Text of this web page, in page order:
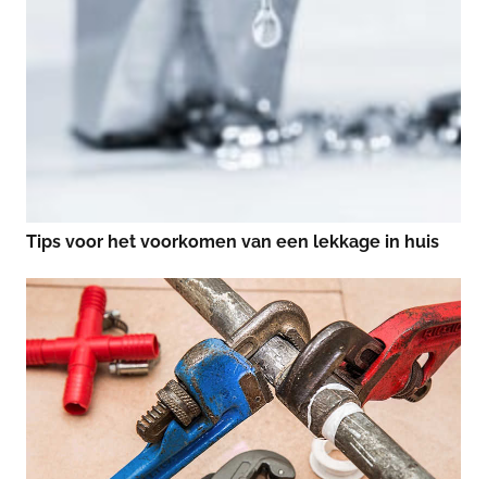
Tips voor het voorkomen van een lekkage in huis